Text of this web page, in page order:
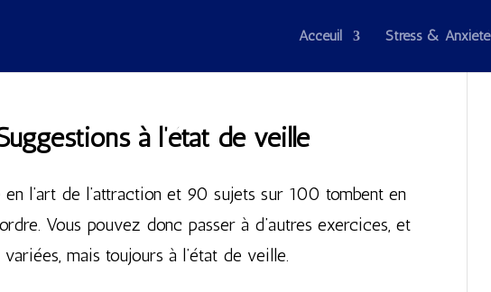
Acceuil Stress & Anxiété
à l’état de veille
en l’art de l’attraction et 90 sujets sur 100 tombent en
Vous pouvez donc passer à d’autres exercices, et
mais toujours à l’état de veille.